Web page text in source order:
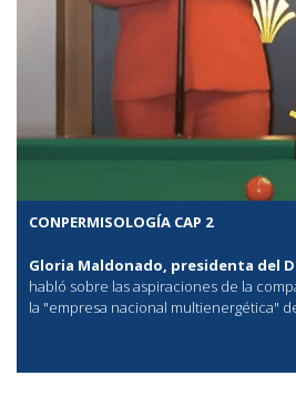
CONPERMISOLOGÍA CAP 2
Gloria Maldonado, presidenta del
habló sobre las aspiraciones de la
la "empresa nacional multienergética"